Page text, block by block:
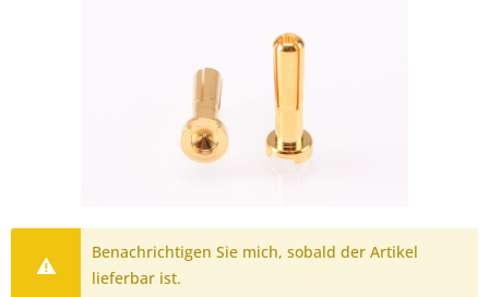
Benachrichtigen Sie mich, sobald der Artikel
lieferbar ist.